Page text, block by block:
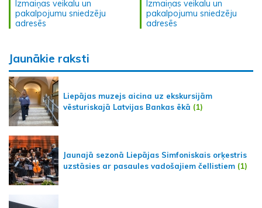
Izmaiņas veikalu un
pakalpojumu sniedzēju
adresēs
Izmaiņas veikalu un
pakalpojumu sniedzēju
adresēs
Jaunākie raksti
Liepājas muzejs aicina uz ekskursijām
vēsturiskajā Latvijas Bankas ēkā (1)
Jaunajā sezonā Liepājas Simfoniskais orķestris
uzstāsies ar pasaules vadošajiem čellistiem (1)